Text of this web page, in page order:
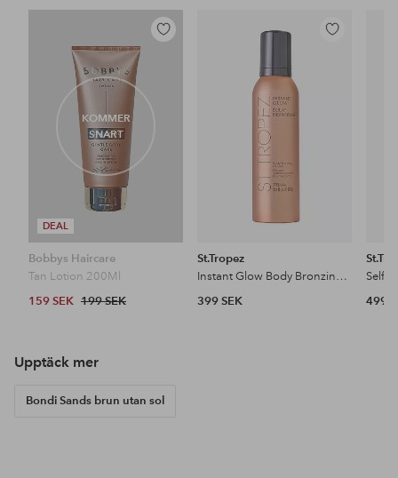
DEAL
KOMMER
SNART
Lägg
Bobbys Haircare
Tan Lotion 200Ml
159 SEK 199 SEK
Lägg
St.Tropez
Instant Glow Body Bronzing Mousse 200Ml
399 SEK
499
Upptäck mer
Bondi Sands brun utan sol